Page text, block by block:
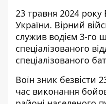
23 травня 2024 року
України. Вірний
служив водієм 3-го
спеціалізованого
спеціалізованого
Воїн зник безвісти
час виконання